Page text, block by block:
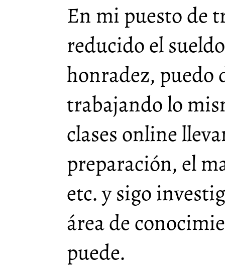
En mi puesto de
reducido el
honradez, puedo
trabajando lo
clases online
preparación, el
etc. y sigo
área de
puede.